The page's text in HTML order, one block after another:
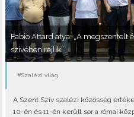
Fabio Attard atya: „A megszentelt
szívében rejlik”
#Szalézi világ
A Szent Szív szalézi közösség
10-én és 11-én került sor a római